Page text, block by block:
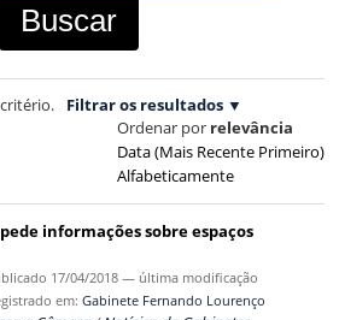
Filtrar os resultados
Ordenar por relevância
Data (mais Recente Primeiro)
Alfabeticamente
informações sobre espaços
17/04/2018 — última modificação
em: Gabinete Fernando Lourenço